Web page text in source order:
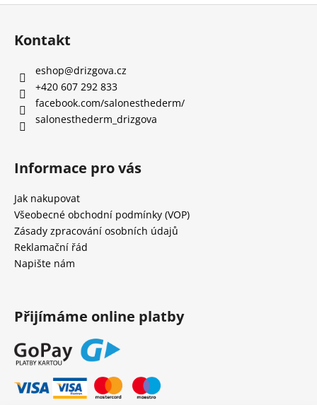
Z
Kontakt
eshop@drizgova.cz
+420 607 292 833
facebook.com/salonesthederm/
salonesthederm_drizgova
Informace pro vás
Jak nakupovat
Všeobecné obchodní podmínky (VOP)
Zásady zpracování osobních údajů
Reklamační řád
Napište nám
Přijímáme online platby